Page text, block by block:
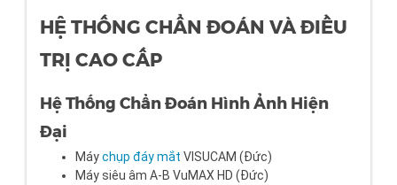
HỆ THỐNG CHẨN ĐOÁN VÀ ĐIỀU
TRỊ CAO CẤP
Hệ Thống Chẩn Đoán Hình Ảnh Hiện
Đại
Máychụp đáy mắt VISUCAM (Đức)
Máy siêu âm A-B VuMAX HD (Đức)